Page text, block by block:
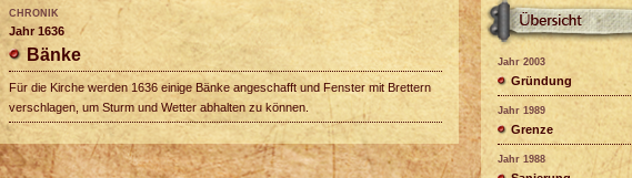
CHRONIK
Jahr 1636
Bänke
Für die Kirche werden 1636 einige Bänke angeschafft und Fenster mit Brettern
verschlagen, um Sturm und Wetter abhalten zu können.
Jahr 2003
Gründung
Jahr 1989
Grenze
Jahr 1988